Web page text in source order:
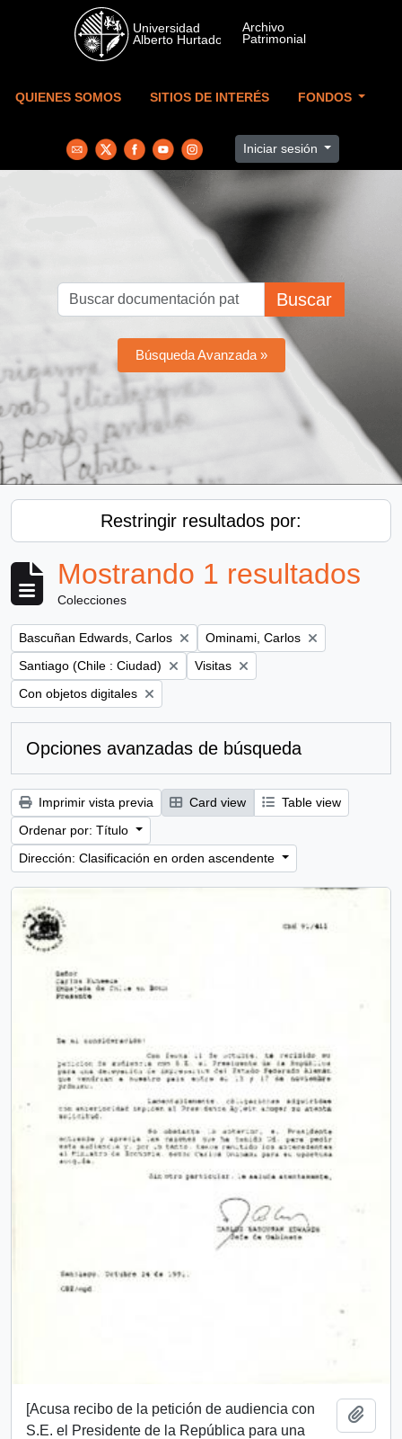
Skip to main content
QUIENES SOMOS SITIOS DE INTERÉS FONDOS
Iniciar sesión
Buscar
Búsqueda Avanzada »
Restringir resultados por:
Mostrando 1 resultados
Colecciones
Remove filter:
Bascuñan Edwards, Carlos Remove filter:
Ominami, Carlos
Remove filter:
Santiago (Chile : Ciudad) Remove filter:
Visitas
Remove filter:
Con objetos digitales
Opciones avanzadas de búsqueda
Imprimir vista previa Card view
Table view
Ordenar por: Título
Dirección: Clasificación en orden ascendente
[Acusa recibo de la petición de audiencia con
S.E. el Presidente de la República para una